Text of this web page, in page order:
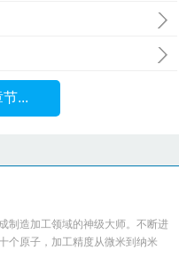
...
制造加工领域的神级大师。不断进
个原子，加工精度从微米到纳米